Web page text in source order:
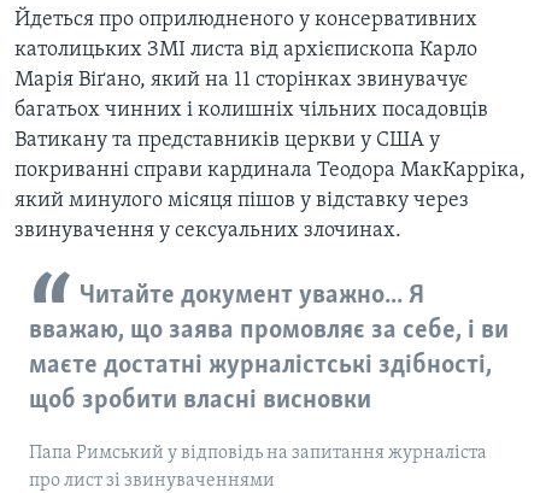
Йдеться про оприлюдненого у консервативних
католицьких ЗМІ листа від архієпископа Карло
Марія Віґано, який на 11 сторінках звинувачує
багатьох чинних і колишніх чільних посадовців
Ватикану та представників церкви у США у
покриванні справи кардинала Теодора МакКарріка,
який минулого місяця пішов у відставку через
звинувачення у сексуальних злочинах.
Читайте документ уважно... Я
вважаю, що заява промовляє за себе, і ви
маєте достатні журналістські здібності,
щоб зробити власні висновки
Папа Римський у відповідь на запитання журналіста
про лист зі звинуваченнями